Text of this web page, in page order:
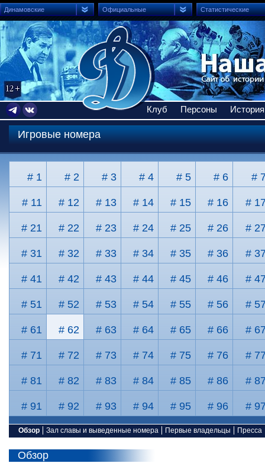
Динамовские Официальные Статистические
Клуб Персоны История
Игровые номера
# 1 # 2 # 3 # 4 # 5 # 6 #
# 11 # 12 # 13 # 14 # 15 # 16 #
# 21 # 22 # 23 # 24 # 25 # 26 #
# 31 # 32 # 33 # 34 # 35 # 36 #
# 41 # 42 # 43 # 44 # 45 # 46 #
# 51 # 52 # 53 # 54 # 55 # 56 #
# 61 # 62 # 63 # 64 # 65 # 66 #
# 71 # 72 # 73 # 74 # 75 # 76 #
# 81 # 82 # 83 # 84 # 85 # 86 #
# 91 # 92 # 93 # 94 # 95 # 96 #
Обзор
Обзор
Зал славы и выведенные номера Первые владельцы Пресса